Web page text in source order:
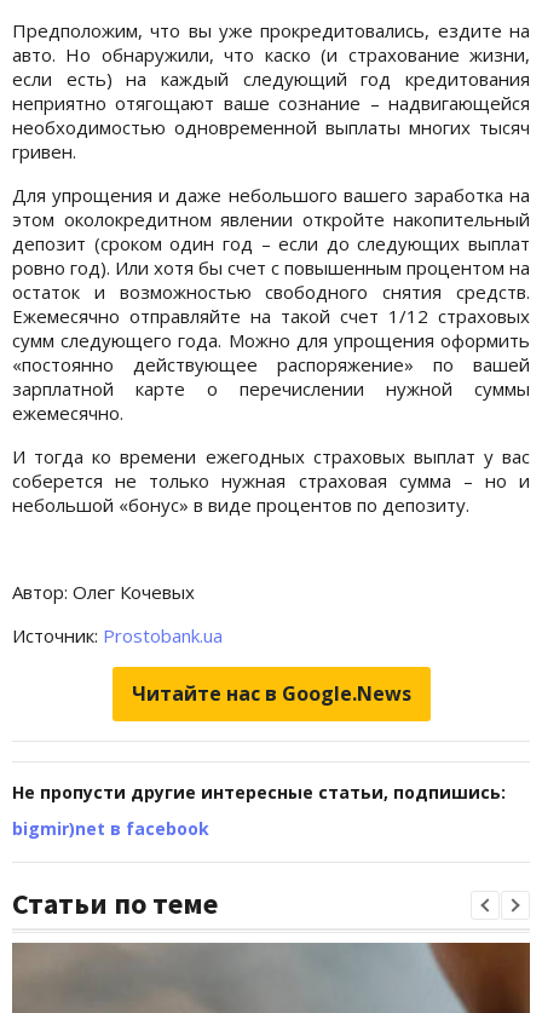
Предположим, что вы уже прокредитовались, ездите на
авто. Но обнаружили, что каско (и страхование жизни,
если есть) на каждый следующий год кредитования
неприятно отягощают ваше сознание – надвигающейся
необходимостью одновременной выплаты многих тысяч
гривен.
Для упрощения и даже небольшого вашего заработка на
этом околокредитном явлении откройте накопительный
депозит (сроком один год – если до следующих выплат
ровно год). Или хотя бы счет с повышенным процентом на
остаток и возможностью свободного снятия средств.
Ежемесячно отправляйте на такой счет 1/12 страховых
сумм следующего года. Можно для упрощения оформить
«постоянно действующее распоряжение» по вашей
зарплатной карте о перечислении нужной суммы
ежемесячно.
И тогда ко времени ежегодных страховых выплат у вас
соберется не только нужная страховая сумма – но и
небольшой «бонус» в виде процентов по депозиту.
Автор: Олег Кочевых
Источник: Prostobank.ua
Читайте нас в Google.News
Не пропусти другие интересные статьи, подпишись:
bigmir)net в facebook
Статьи по теме